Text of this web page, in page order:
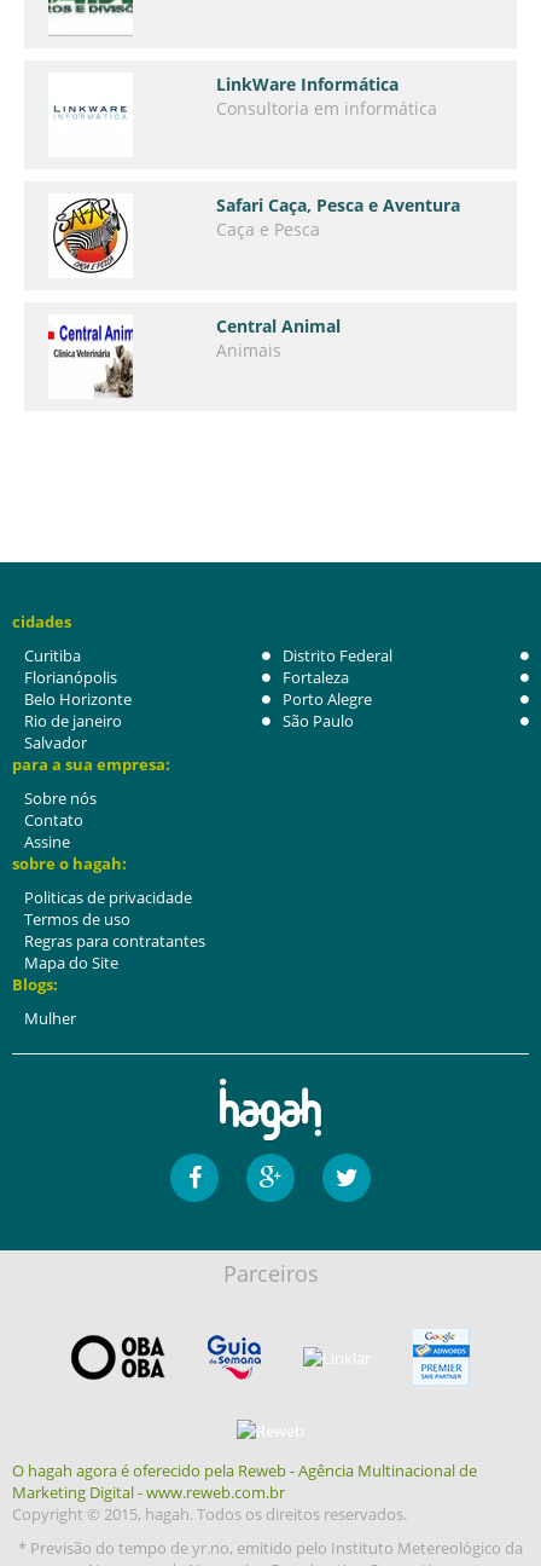
LinkWare Informática
Consultoria em informática
Safari Caça, Pesca e Aventura
Caça e Pesca
Central Animal
Animais
cidades
Curitiba
Distrito Federal
Florianópolis
Fortaleza
Belo Horizonte
Porto Alegre
Rio de janeiro
São Paulo
Salvador
para a sua empresa:
Sobre nós
Contato
Assine
sobre o hagah:
Politicas de privacidade
Termos de uso
Regras para contratantes
Mapa do Site
Blogs:
Mulher
Parceiros
O hagah agora é oferecido pela Reweb - Agência Multinacional de
Marketing Digital - www.reweb.com.br
Copyright © 2015, hagah. Todos os direitos reservados.
* Previsão do tempo de yr.no, emitido pelo Instituto Metereológico da